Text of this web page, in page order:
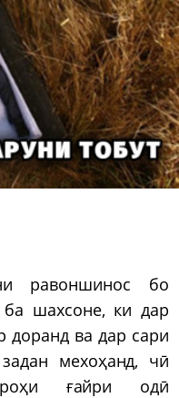
равоншинос бо
ба шахсоне, ки дар
доранд ва дар сари
мехоҳанд, чӣ
ғайри одӣ